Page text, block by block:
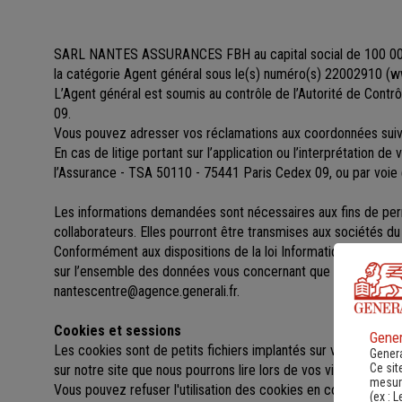
SARL NANTES ASSURANCES FBH au capital social de 100
la catégorie Agent général sous le(s) numéro(s) 22002910 (
L’Agent général est soumis au contrôle de l’Autorité de
09.
Vous pouvez adresser vos réclamations aux coordonnées
En cas de litige portant sur l’application ou l’interprétation
l’Assurance - TSA 50110 - 75441 Paris Cedex 09, ou par
Les informations demandées sont nécessaires aux fins de
collaborateurs. Elles pourront être transmises aux sociétés du
Conformément aux dispositions de la loi Informatique et
sur l’ensemble des données vous concernant que vous
nantescentre@agence.generali.fr.
Cookies et sessions
Les cookies sont de petits fichiers implantés sur votre
sur notre site que nous pourrons lire lors de vos visites
Vous pouvez refuser l'utilisation des cookies en configurant
Ce
(ex :